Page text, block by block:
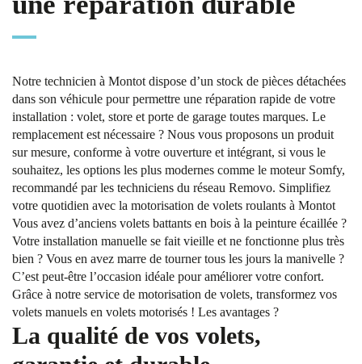
Notre technicien à Montot dispose d’un stock de pièces détachées
dans son véhicule pour permettre une réparation rapide de votre
installation : volet, store et porte de garage toutes marques. Le
remplacement est nécessaire ? Nous vous proposons un produit
sur mesure, conforme à votre ouverture et intégrant, si vous le
souhaitez, les options les plus modernes comme le moteur Somfy,
recommandé par les techniciens du réseau Removo. Simplifiez
votre quotidien avec la motorisation de volets roulants à Montot
Vous avez d’anciens volets battants en bois à la peinture écaillée ?
Votre installation manuelle se fait vieille et ne fonctionne plus très
bien ? Vous en avez marre de tourner tous les jours la manivelle ?
C’est peut-être l’occasion idéale pour améliorer votre confort.
Grâce à notre service de motorisation de volets, transformez vos
volets manuels en volets motorisés ! Les avantages ?
La qualité de vos volets,